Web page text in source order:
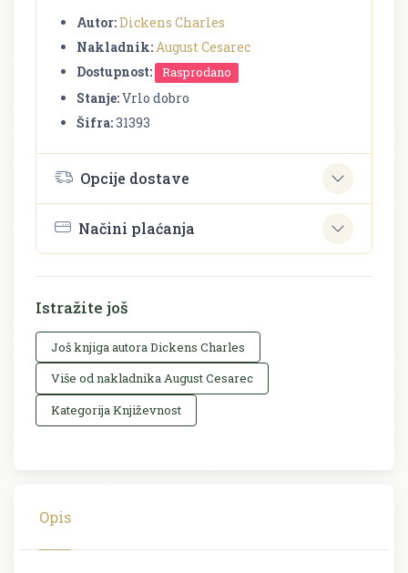
Autor:Dickens Charles
Nakladnik: August Cesarec
Dostupnost:
Rasprodano
Stanje:Vrlo dobro
Šifra:31393
Opcije dostave
Načini plaćanja
Istražite još
Još knjiga autora Dickens Charles
Više od nakladnika August Cesarec
Kategorija Književnost
Opis